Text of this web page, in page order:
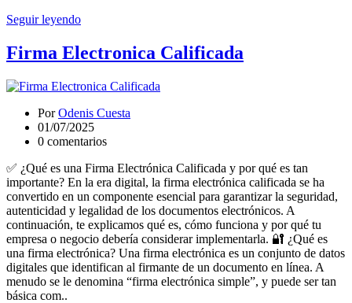
Seguir leyendo
Firma Electronica Calificada
PorOdenis Cuesta
01/07/2025
0 comentarios
✅ ¿Qué es una Firma Electrónica Calificada y por qué es tan
importante? En la era digital, la firma electrónica calificada se ha
convertido en un componente esencial para garantizar la seguridad,
autenticidad y legalidad de los documentos electrónicos. A
continuación, te explicamos qué es, cómo funciona y por qué tu
empresa o negocio debería considerar implementarla. 🔐 ¿Qué es
una firma electrónica? Una firma electrónica es un conjunto de datos
digitales que identifican al firmante de un documento en línea. A
menudo se le denomina “firma electrónica simple”, y puede ser tan
básica com..